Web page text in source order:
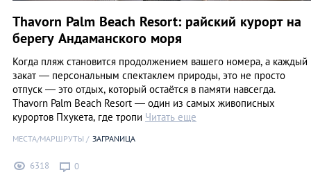
Thavorn Palm Beach Resort: райский курорт на
берегу Андаманского моря
Когда пляж становится продолжением вашего номера, а каждый
закат — персональным спектаклем природы, это не просто
отпуск — это отдых, который остаётся в памяти навсегда.
Thavorn Palm Beach Resort — один из самых живописных
курортов Пхукета, где тропи Читать еще
МЕСТА/МАРШРУТЫ ЗАГРАNИЦА
6318 0